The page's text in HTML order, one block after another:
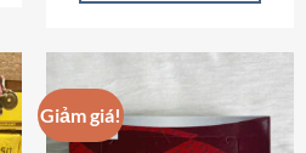
nhiều
biến
Giảm giá!